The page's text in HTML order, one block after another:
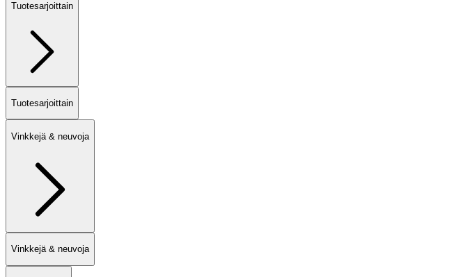
Tuotesarjoittain
Tuotesarjoittain
Vinkkejä & neuvoja
Vinkkejä & neuvoja